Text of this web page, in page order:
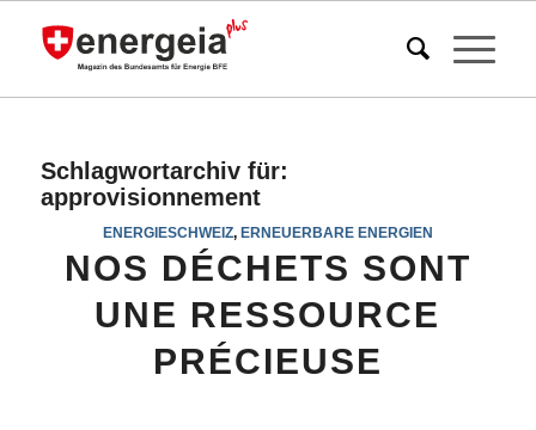
Schlagwortarchiv für:
approvisionnement
ENERGIESCHWEIZ, ERNEUERBARE ENERGIEN
NOS DÉCHETS SONT
UNE RESSOURCE
PRÉCIEUSE